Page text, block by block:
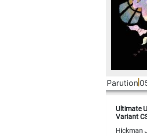
Parution
Ultimate
Variant
Hickman